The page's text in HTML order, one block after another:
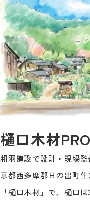
樋口木材
相羽建設で設計・現場
京都西多摩郡日の出町
「樋口木材」で、樋口